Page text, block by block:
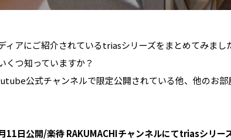
ィアにご紹介されているtriasシリーズをまとめてみまし
くつ知っていますか？
公式チャンネルで限定公開されている他、他のお
11日公開/楽待 RAKUMACHIチャンネルにてtriasシリ